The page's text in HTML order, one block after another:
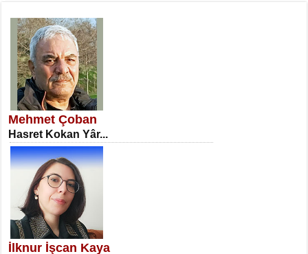
SATILMIŞ ÜMİT ÇETİNKAYA
Erkenlik...
NECLA DİLEK ARSLAN
Öğretmenler Günü Mahkemesi...
Mehmet Çoban
Hasret Kokan Yâr...
İlknur İşcan Kaya